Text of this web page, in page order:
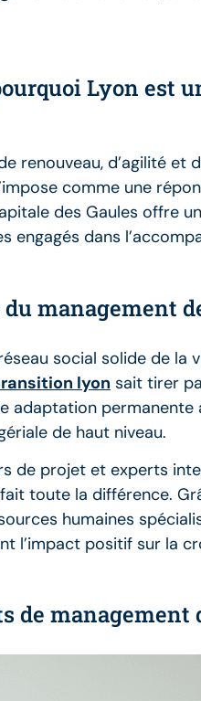
Lyon est
renouveau, d’agilité
comme une
des Gaules offre
dans
du management
social solide de
lyon sait tirer
adaptation
de haut niveau.
de projet et experts
toute la différence.
humaines
l’impact positif sur la
de management